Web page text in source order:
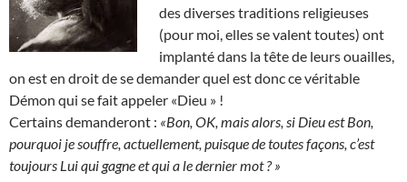
des diverses traditions religieuses
(pour moi, elles se valent toutes) ont
implanté dans la tête de leurs ouailles,
on est en droit de se demander quel est donc ce véritable
Démon qui se fait appeler «Dieu » !
Certains demanderont : «Bon, OK, mais alors, si Dieu est Bon,
pourquoi je souffre, actuellement, puisque de toutes façons, c’est
toujours Lui qui gagne et qui a le dernier mot ? »